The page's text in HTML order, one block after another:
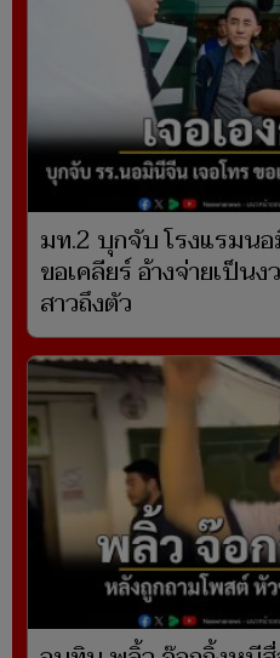
มท.2 บุกจับ โรงแรมนอ
ขอเคลียร์ อ้างจ่ายเป็น
สาวถึงตัว